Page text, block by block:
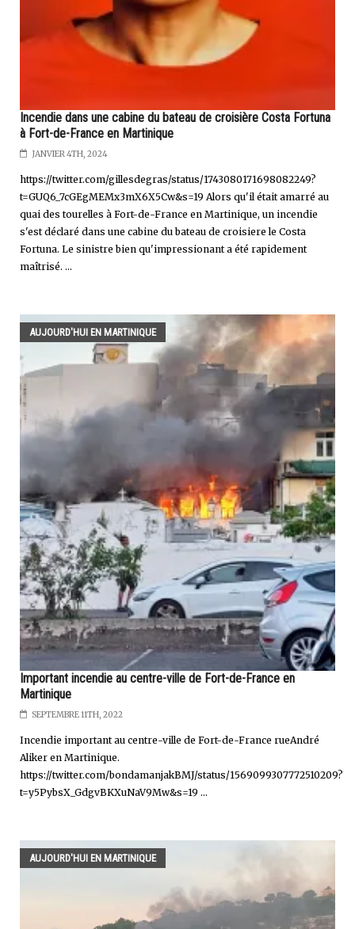
Incendie dans une cabine du bateau de croisière Costa Fortuna
à Fort-de-France en Martinique
JANVIER 4TH, 2024
https://twitter.com/gillesdegras/status/1743080171698082249?
t=GUQ6_7cGEgMEMx3mX6X5Cw&s=19 Alors qu'il était amarré au
quai des tourelles à Fort-de-France en Martinique, un incendie
s'est déclaré dans une cabine du bateau de croisiere le Costa
Fortuna. Le sinistre bien qu'impressionant a été rapidement
maîtrisé. ...
AUJOURD'HUI EN MARTINIQUE
Important incendie au centre-ville de Fort-de-France en
Martinique
SEPTEMBRE 11TH, 2022
Incendie important au centre-ville de Fort-de-France rueAndré
Aliker en Martinique.
https://twitter.com/bondamanjakBMJ/status/1569099307772510209?
t=y5PybsX_GdgvBKXuNaV9Mw&s=19 ...
AUJOURD'HUI EN MARTINIQUE